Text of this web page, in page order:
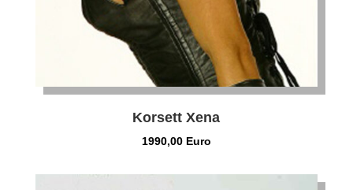
Korsett Xena
1990,00 Euro